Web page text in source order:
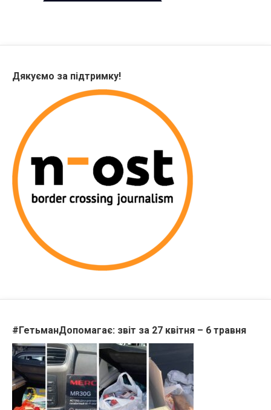
Дякуємо за підтримку!
#ГетьманДопомагає: звіт за 27 квітня – 6 травня